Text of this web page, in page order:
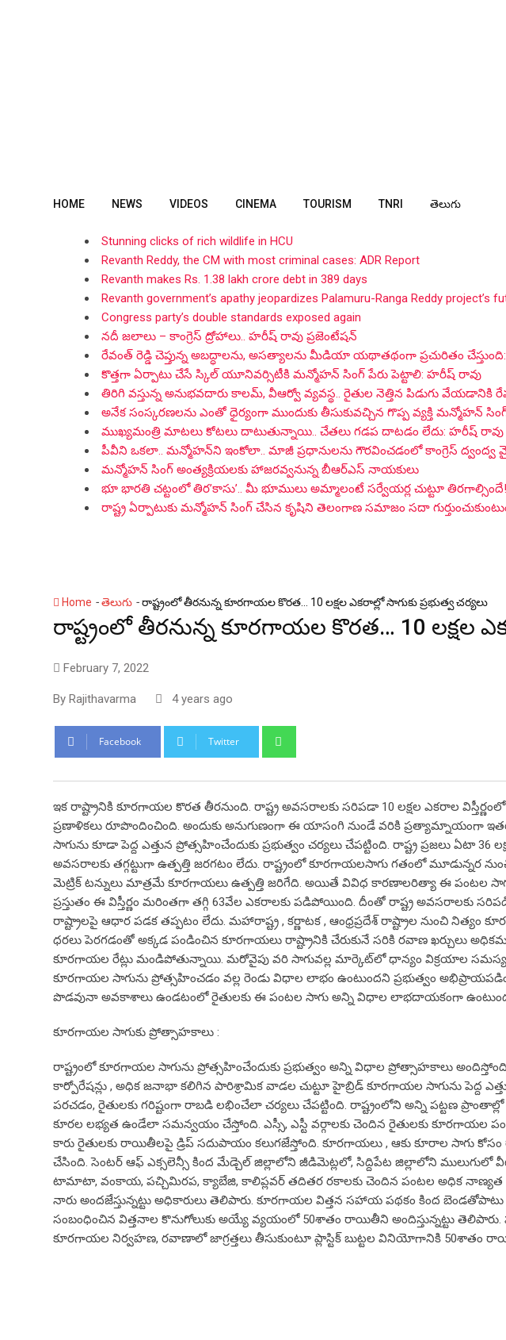
HOME NEWS VIDEOS CINEMA TOURISM TNRI తెలుగు
Stunning clicks of rich wildlife in HCU
Revanth Reddy, the CM with most criminal cases: ADR Report
Revanth makes Rs. 1.38 lakh crore debt in 389 days
Revanth government’s apathy jeopardizes Palamuru-Ranga Reddy project’s
Congress party’s double standards exposed again
నదీ జలాలు – కాంగ్రెస్ ద్రోహాలు.. హరీష్ రావు ప్రజెంటేషన్
రేవంత్ రెడ్డి చెప్తున్న అబద్ధాలను, అసత్యాలను మీడియా యథాతథంగా ప్రచురితం
కొత్తగా ఏర్పాటు చేసే స్కిల్ యూనివర్సిటీకి మన్మోహన్ సింగ్ పేరు పెట్టాలి: హరీష్ రావు
తిరిగి వస్తున్న అనుభవదారు కాలమ్‌, వీఆర్వో వ్యవస్థ.. రైతుల నెత్తిన పిడుగు వేయడానికి
అనేక సంస్కరణలను ఎంతో ధైర్యంగా ముందుకు తీసుకువచ్చిన గొప్ప వ్యక్తి మన్మోహన్
ముఖ్యమంత్రి మాటలు కోటలు దాటుతున్నాయి.. చేతలు గడప దాటడం లేదు: హరీష్ రావు
పీవీని ఒకలా.. మన్మోహన్‌ని ఇంకోలా.. మాజీ ప్రధానులను గౌరవించడంలో కాంగ్రెస్ ద్వంద్వ
మన్మోహన్ సింగ్ అంత్యక్రియలకు హాజరవ్వనున్న బీఆర్ఎస్ నాయకులు
భూ భారతి చట్టంలో తిర’కాసు’.. మీ భూములు అమ్మాలంటే సర్వేయర్ల చుట్టూ తిరగాల్సిందే!
రాష్ట్ర ఏర్పాటుకు మన్మోహన్ సింగ్ చేసిన కృషిని తెలంగాణ సమాజం సదా
Home -తెలుగు -రాష్ట్రంలో తీరనున్న కూరగాయల కొరత… 10 లక్షల ఎకరాల్లో సాగుకు ప్రభుత్వ చర్యలు
రాష్ట్రంలో తీరనున్న కూరగాయల కొరత… 10 లక్షల
February 7, 2022
By Rajithavarma 4 years ago
Facebook Twitter
ఇక రాష్ట్రానికి కూరగాయల కొరత తీరనుంది. రాష్ట్ర అవసరాలకు సరిపడా 10 లక్షల ఎకరాల విస్తీర్ణంలో
ప్రణాళికలు రూపొందించింది. అందుకు అనుగుణంగా ఈ యాసంగి నుండే వరికి ప్రత్యామ్నాయంగా
సాగును కూడా పెద్ద ఎత్తున ప్రోత్సహించేందుకు ప్రభుత్వం చర్యలు చేపట్టింది. రాష్ట్ర ప్రజలు ఏటా
అవసరాలకు తగ్గట్టుగా ఉత్పత్తి జరగటం లేదు. రాష్ట్రంలో కూరగాయలసాగు గతంలో మూడున్నర నుంచి
మెట్రిక్ టన్నులు మాత్రమే కూరగాయలు ఉత్పత్తి జరిగేది. అయితే వివిధ కారణాలరిత్యా ఈ పంటల సాగు
ప్రస్తుతం ఈ విస్తీర్ణం మరింతగా తగ్గి 63వేల ఎకరాలకు పడిపోయింది. దీంతో రాష్ట్ర అవసరాలకు
రాష్ట్రాలపై ఆధార పడక తప్పటం లేదు. మహారాష్ట్ర , కర్ణాటక , ఆంధ్రప్రదేశ్ రాష్ట్రాల నుంచి
ధరలు పెరగడంతో అక్కడ పండించిన కూరగాయలు రాష్ట్రానికి చేరుకునే సరికి రవాణ ఖర్చులు
కూరగాయల రేట్లు మండిపోతున్నాయి. మరోవైపు వరి సాగువల్ల మార్కెట్‌లో ధాన్యం విక్రయాల
కూరగాయల సాగును ప్రోత్సహించడం వల్ల రెండు విధాల లాభం ఉంటుందని ప్రభుత్వం
పొడవునా అవకాశాలు ఉండటంలో రైతులకు ఈ పంటల సాగు అన్ని విధాల లాభదాయకంగా
కూరగాయల సాగుకు ప్రోత్సాహకాలు :
రాష్ట్రంలో కూరగాయల సాగును ప్రోత్సహించేందుకు ప్రభుత్వం అన్ని విధాల ప్రోత్సాహకాలు
కార్పోరేషన్లు , అధిక జనాభా కలిగిన పారిశ్రామిక వాడల చుట్టూ హైబ్రిడ్ కూరగాయల సాగును పెద్ద
పరచడం, రైతులకు గరిష్టంగా రాబడి లభించేలా చర్యలు చేపట్టింది. రాష్ట్రంలోని అన్ని పట్టణ
కూరల లభ్యత ఉండేలా సమన్వయం చేస్తోంది. ఎస్సీ, ఎస్టీ వర్గాలకు చెందిన రైతులకు కూరగాయల
కారు రైతులకు రాయితీలపై డ్రిప్ సదుపాయం కలుగజేస్తోంది. కూరగాయలు , ఆకు కూరాల సాగు
చేసింది. సెంటర్ ఆఫ్ ఎక్సలెన్సీ కింద మేడ్చెల్ జిల్లాలోని జీడిమెట్లలో, సిద్దిపేట జిల్లాలోని
టామాటా, వంకాయ, పచ్చిమిరప, క్యాబేజి, కాలిప్లవర్ తదితర రకాలకు చెందిన పంటల అధిక నాణ్యత
నారు అందజేస్తున్నట్టు అధికారులు తెలిపారు. కూరగాయల విత్తన సహాయ పథకం కింద
సంబంధించిన విత్తనాల కొనుగోలుకు అయ్యే వ్యయంలో 50శాతం రాయితీని అందిస్తున్నట్టు
కూరగాయల నిర్వహణ, రవాణాలో జాగ్రత్తలు తీసుకుంటూ ప్లాస్టిక్ బుట్టల వినియోగానికి 50శాతం